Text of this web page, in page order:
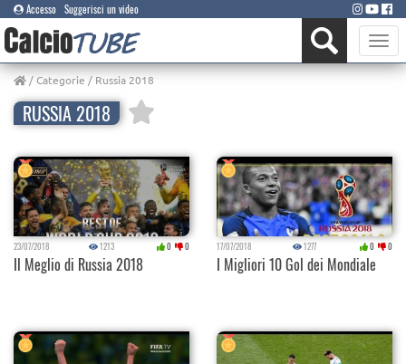
Accesso Suggerisci un video
Toggle
/Categorie / Russia 2018
RUSSIA 2018
23/07/2018 1213 0 0
Il Meglio di Russia 2018
17/07/2018 1277 0 0
I Migliori 10 Gol dei Mondiale